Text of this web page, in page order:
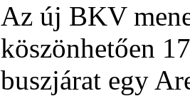
Az új BKV
köszönhetően
buszjárat egy